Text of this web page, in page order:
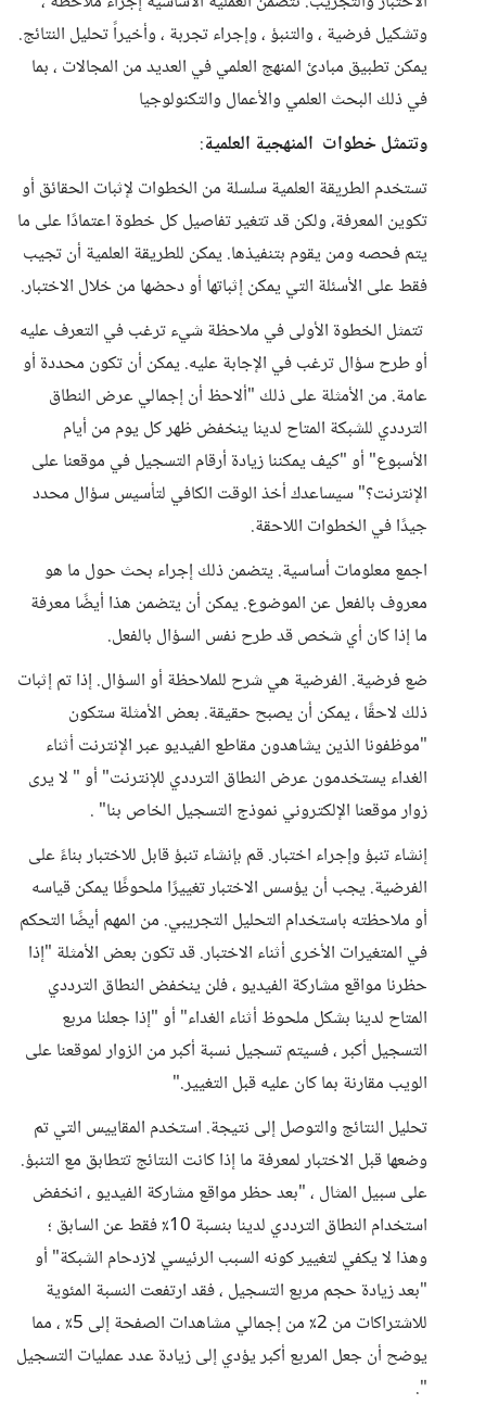
وتشكيل فرضية ، والتنبؤ ، وإجراء تجربة ، وأخيراً تحليل النتائج.
يمكن تطبيق مبادئ المنهج العلمي في العديد من المجالات ، بما
في ذلك البحث العلمي والأعمال والتكنولوجيا
وتتمثل خطوات المنهجية العلمية:
تستخدم الطريقة العلمية سلسلة من الخطوات لإثبات الحقائق أو
تكوين المعرفة، ولكن قد تتغير تفاصيل كل خطوة اعتمادًا على ما
يتم فحصه ومن يقوم بتنفيذها. يمكن للطريقة العلمية أن تجيب
فقط على الأسئلة التي يمكن إثباتها أو دحضها من خلال الاختبار.
تتمثل الخطوة الأولى في ملاحظة شيء ترغب في التعرف عليه
أو طرح سؤال ترغب في الإجابة عليه. يمكن أن تكون محددة أو
عامة. من الأمثلة على ذلك "ألاحظ أن إجمالي عرض النطاق
الترددي للشبكة المتاح لدينا ينخفض ​​ظهر كل يوم من أيام
الأسبوع" أو "كيف يمكننا زيادة أرقام التسجيل في موقعنا على
الإنترنت؟" سيساعدك أخذ الوقت الكافي لتأسيس سؤال محدد
جيدًا في الخطوات اللاحقة.
اجمع معلومات أساسية. يتضمن ذلك إجراء بحث حول ما هو
معروف بالفعل عن الموضوع. يمكن أن يتضمن هذا أيضًا معرفة
ما إذا كان أي شخص قد طرح نفس السؤال بالفعل.
ضع فرضية. الفرضية هي شرح للملاحظة أو السؤال. إذا تم إثبات
ذلك لاحقًا ، يمكن أن يصبح حقيقة. بعض الأمثلة ستكون
"موظفونا الذين يشاهدون مقاطع الفيديو عبر الإنترنت أثناء
الغداء يستخدمون عرض النطاق الترددي للإنترنت" أو " لا يرى
زوار موقعنا الإلكتروني نموذج التسجيل الخاص بنا" .
إنشاء تنبؤ وإجراء اختبار. قم بإنشاء تنبؤ قابل للاختبار بناءً على
الفرضية. يجب أن يؤسس الاختبار تغييرًا ملحوظًا يمكن قياسه
أو ملاحظته باستخدام التحليل التجريبي. من المهم أيضًا التحكم
في المتغيرات الأخرى أثناء الاختبار. قد تكون بعض الأمثلة "إذا
حظرنا مواقع مشاركة الفيديو ، فلن ينخفض ​​النطاق الترددي
المتاح لدينا بشكل ملحوظ أثناء الغداء" أو "إذا جعلنا مربع
التسجيل أكبر ، فسيتم تسجيل نسبة أكبر من الزوار لموقعنا على
الويب مقارنة بما كان عليه قبل التغيير."
تحليل النتائج والتوصل إلى نتيجة. استخدم المقاييس التي تم
وضعها قبل الاختبار لمعرفة ما إذا كانت النتائج تتطابق مع التنبؤ.
على سبيل المثال ، "بعد حظر مواقع مشاركة الفيديو ، انخفض
استخدام النطاق الترددي لدينا بنسبة 10٪ فقط عن السابق ؛
وهذا لا يكفي لتغيير كونه السبب الرئيسي لازدحام الشبكة" أو
"بعد زيادة حجم مربع التسجيل ، فقد ارتفعت النسبة المئوية
للاشتراكات من 2٪ من إجمالي مشاهدات الصفحة إلى 5٪ ، مما
يوضح أن جعل المربع أكبر يؤدي إلى زيادة عدد عمليات التسجيل
".